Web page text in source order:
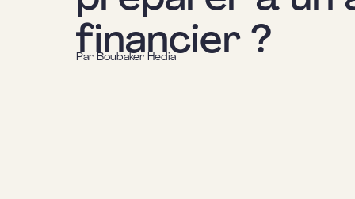
financier ?
Par Boubaker Hedia